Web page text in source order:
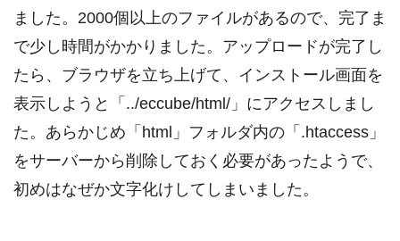
ました。2000個以上のファイルがあるので、完了ま
で少し時間がかかりました。アップロードが完了し
たら、ブラウザを立ち上げて、インストール画面を
表示しようと「../eccube/html/」にアクセスしまし
た。あらかじめ「html」フォルダ内の「.htaccess」
をサーバーから削除しておく必要があったようで、
初めはなぜか文字化けしてしまいました。